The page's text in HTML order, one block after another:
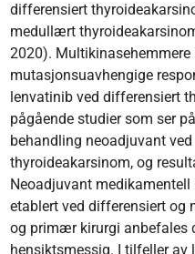
differensiert
medullært
2020). Multikinasehemmere
mutasjonsuavhengige
lenvatinib ved differensiert
pågående studier som ser
behandling neoadjuvant
thyroideakarsinom, og
Neoadjuvant
etablert ved differensiert
og primær kirurgi anbefales
hensiktsmessig. I tilfeller